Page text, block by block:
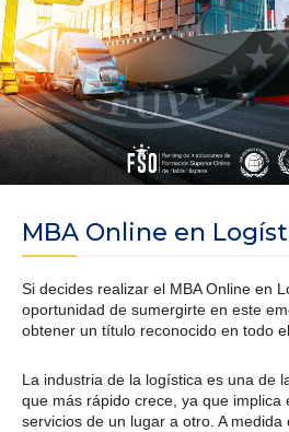
MBA Online en
Si decides realizar el MBA Online en
oportunidad de sumergirte en este
obtener un título reconocido en todo
La industria de la logística es una de
que más rápido crece, ya que implica
servicios de un lugar a otro. A